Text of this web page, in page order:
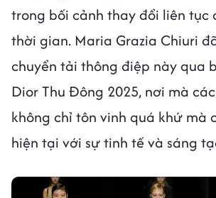
trong bối cảnh thay đổi liên tục
thời gian. Maria Grazia Chiuri
chuyển tải thông điệp này qua
Dior Thu Đông 2025, nơi mà
không chỉ tôn vinh quá khứ mà
hiện tại với sự tinh tế và sáng